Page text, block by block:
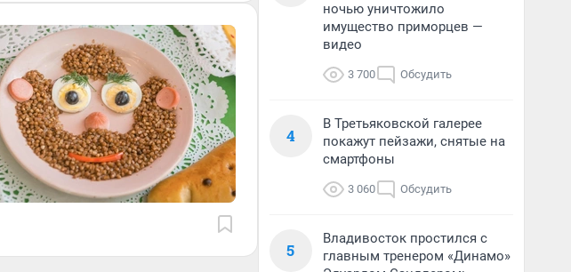
ночью уничтожило
имущество приморцев —
видео
3 700 Обсудить
4
В Третьяковской галерее
покажут пейзажи, снятые на
смартфоны
3 060 Обсудить
5
Владивосток простился с
главным тренером «Динамо»